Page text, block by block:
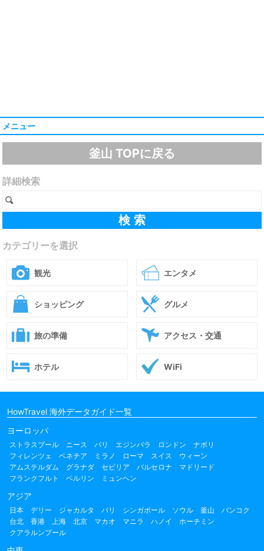
メニュー
釜山 TOPに戻る
詳細検索
カテゴリーを選択
観光 エンタメ
ショッピング グルメ
旅の準備 アクセス・交通
ホテル WiFi
HowTravel 海外データガイド一覧
ヨーロッパ
ストラスブール ニース パリ エジンバラ ロンドン
ナポリ
フィレンツェ
ベネチア ミラノ ローマ スイス
ウィーン
アムステルダム
グラナダ セビリア バルセロナ
マドリード
フランクフルト
ベルリン ミュンヘン
アジア
日本 デリー ジャカルタ バリ シンガポール ソウル 釜山
バンコク
台北
香港 上海 北京 マカオ マニラ ハノイ
ホーチミン
クアラルンプール